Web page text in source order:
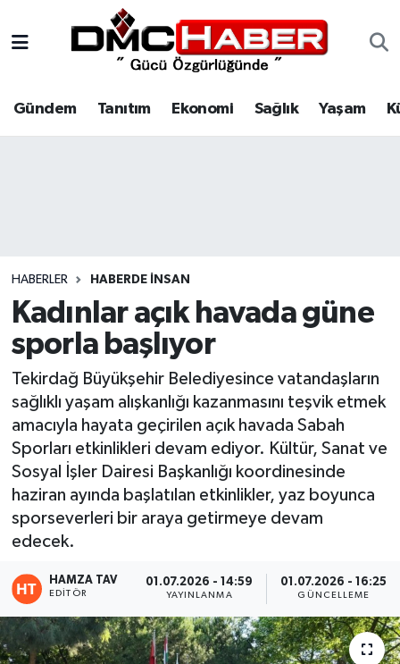
Gündem Tanıtım Ekonomi Sağlık Yaşam
HABERLER HABERDE INSAN
Kadınlar açık havada güne
sporla başlıyor
Tekirdağ Büyükşehir Belediyesince vatandaşların
sağlıklı yaşam alışkanlığı kazanmasını teşvik etmek
amacıyla hayata geçirilen açık havada Sabah
Sporları etkinlikleri devam ediyor. Kültür, Sanat ve
Sosyal İşler Dairesi Başkanlığı koordinesinde
haziran ayında başlatılan etkinlikler, yaz boyunca
sporseverleri bir araya getirmeye devam
edecek.
HAMZA TAV
EDITÖR
01.07.2026 - 14:59
YAYINLANMA
01.07.2026 - 16:25
GÜNCELLEME
Tanıtım
Spor
Siyaset
Eğitim
Teknoloji
Asayiş
Nöbetçi Eczaneler
Hava Durumu
Haber Arşivi